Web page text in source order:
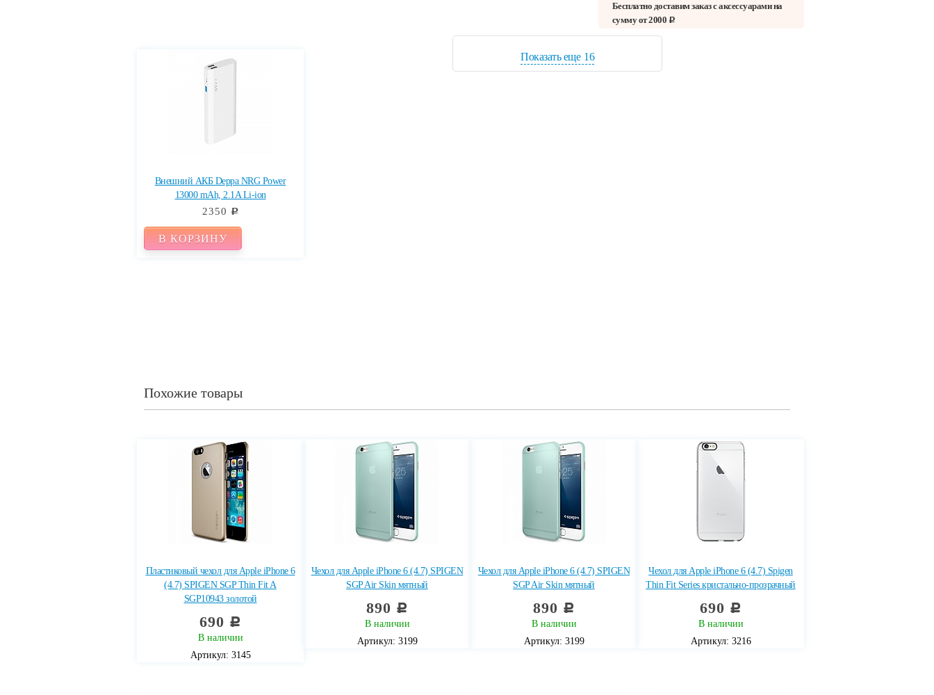
Бесплатно доставим заказ с аксессуарами на
сумму от 2000 c
Внешний АКБ Deppa NRG Power
13000 mAh, 2.1A Li-ion
2350 c
В КОРЗИНУ
Показать еще 16
Похожие товары
Пластиковый чехол для Apple iPhone 6
(4.7) SPIGEN SGP Thin Fit A
SGP10943 золотой
690 c
В наличии
Артикул: 3145
Чехол для Apple iPhone 6 (4.7) SPIGEN
SGP Air Skin мятный
890 c
В наличии
Артикул: 3199
Чехол для Apple iPhone 6 (4.7) SPIGEN
SGP Air Skin мятный
890 c
В наличии
Артикул: 3199
Чехол для Apple iPhone 6 (4.7) Spigen
Thin Fit Series кристально-прозрачный
690 c
В наличии
Артикул: 3216